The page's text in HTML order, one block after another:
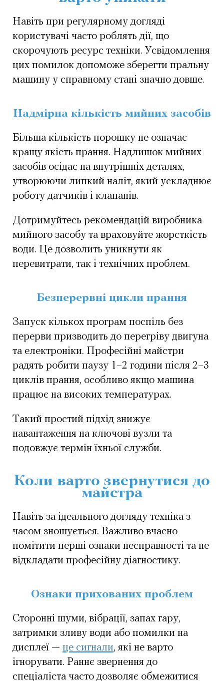
Навіть при регулярному догляді
користувачі часто роблять дії, що
скорочують ресурс техніки. Усвідомлення
цих помилок допоможе зберегти пральну
машину у справному стані значно довше.
Надмірна кількість мийних засобів
Більша кількість порошку не означає
кращу якість прання. Надлишок мийних
засобів осідає на внутрішніх деталях,
утворюючи липкий наліт, який ускладнює
роботу датчиків і клапанів.
Дотримуйтесь рекомендацій виробника
мийного засобу та враховуйте жорсткість
води. Це дозволить уникнути як
перевитрати, так і технічних проблем.
Безперервні цикли прання
Запуск кількох програм поспіль без
перерви призводить до перегріву двигуна
та електроніки. Професійні майстри
радять робити паузу 1–2 години після 2–3
циклів прання, особливо якщо машина
працює на високих температурах.
Такий простий підхід знижує
навантаження на ключові вузли та
подовжує термін їхньої служби.
Коли варто звернутися до
майстра
Навіть за ідеального догляду техніка з
часом зношується. Важливо вчасно
помітити перші ознаки несправності та не
відкладати професійну діагностику.
Ознаки прихованих проблем
Сторонні шуми, вібрації, запах гару,
затримки зливу води або помилки на
дисплеї — це сигнали, які не варто
ігнорувати. Раннє звернення до
спеціаліста часто дозволяє обмежитися